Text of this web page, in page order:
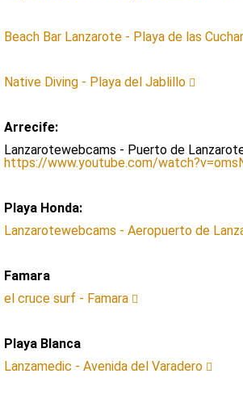
Beach Bar Lanzarote - Playa de las
Native Diving - Playa del Jablillo
Arrecife:
Lanzarotewebcams - Puerto de
https://www.youtube.com/
Playa Honda:
Lanzarotewebcams - Aeropuerto de
Famara
el cruce surf - Famara
Playa Blanca
Lanzamedic - Avenida del Varadero